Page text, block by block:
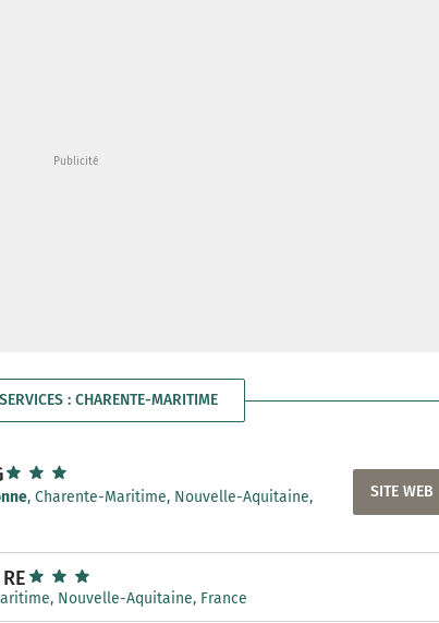
: CHARENTE-MARITIME
, Charente-Maritime, Nouvelle-Aquitaine,
SITE WEB
Nouvelle-Aquitaine, France